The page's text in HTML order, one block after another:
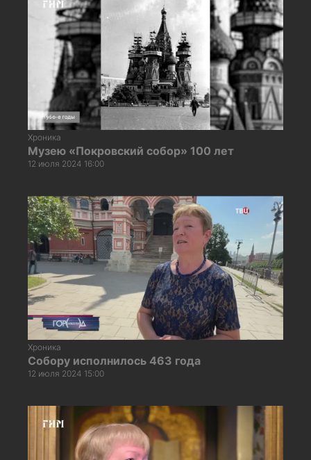
Хроника
Музею «Покровский собор» 100 лет
12 июля 2024 16:00
Хроника
Собору исполнилось 463 года
12 июля 2024 15:00